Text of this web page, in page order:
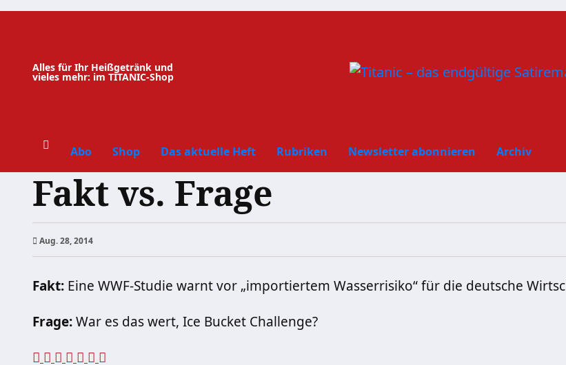
Zum
Alles für Ihr Heißgetränk und
vieles mehr: im TITANIC-Shop
Abo Shop Das aktuelle Heft Rubriken Newsletter abonnieren Archiv
Fakt vs. Frage
Aug. 28, 2014
Fakt: Eine WWF-Studie warnt vor „importiertem Wasserrisiko“ für die deutsche
Frage:War es das wert, Ice Bucket Challenge?